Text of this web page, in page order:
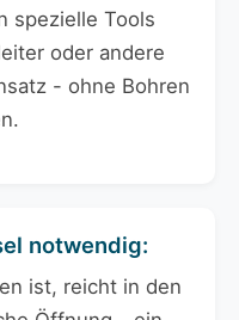
spezielle Tools
oder andere
- ohne Bohren
notwendig:
ist, reicht in den